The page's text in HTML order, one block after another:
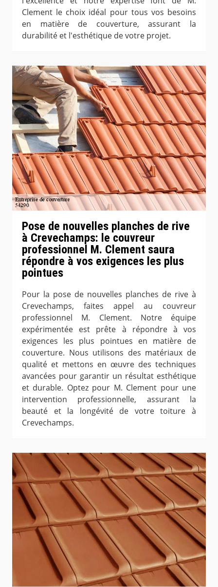
Clement le choix idéal pour tous vos besoins
en matière de couverture, assurant la
durabilité et l'esthétique de votre projet.
Pose de nouvelles planches de rive
à Crevechamps: le couvreur
professionnel M. Clement saura
répondre à vos exigences les plus
pointues
Pour la pose de nouvelles planches de rive à
Crevechamps, faites appel au couvreur
professionnel M. Clement. Notre équipe
expérimentée est prête à répondre à vos
exigences les plus pointues en matière de
couverture. Nous utilisons des matériaux de
qualité et mettons en œuvre des techniques
avancées pour garantir un résultat esthétique
et durable. Optez pour M. Clement pour une
intervention professionnelle, assurant la
beauté et la longévité de votre toiture à
Crevechamps.